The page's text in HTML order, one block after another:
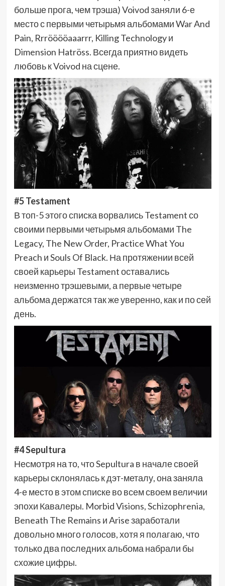
больше прога, чем трэша) Voivod заняли 6-е
место с первыми четырьмя альбомами War And
Pain, Rrrööööaaarrr, Killing Technology и
Dimension Hatröss. Всегда приятно видеть
любовь к Voivod на сцене.
#5 Testament
В топ-5 этого списка ворвались Testament со
своими первыми четырьмя альбомами The
Legacy, The New Order, Practice What You
Preach и Souls Of Black. На протяжении всей
своей карьеры Testament оставались
неизменно трэшевыми, а первые четыре
альбома держатся так же уверенно, как и по сей
день.
#4 Sepultura
Несмотря на то, что Sepultura в начале своей
карьеры склонялась к дэт-металу, она заняла
4-е место в этом списке во всем своем величии
эпохи Кавалеры. Morbid Visions, Schizophrenia,
Beneath The Remains и Arise заработали
довольно много голосов, хотя я полагаю, что
только два последних альбома набрали бы
схожие цифры.